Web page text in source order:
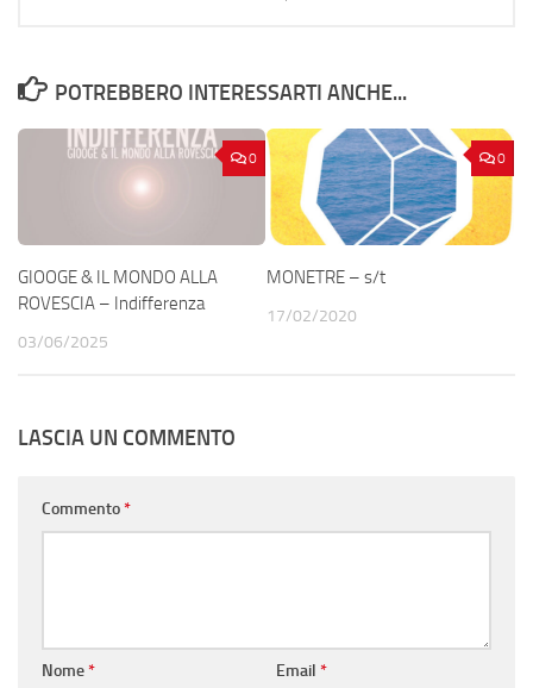
POTREBBERO INTERESSARTI ANCHE...
0
GIOOGE & IL MONDO ALLA
ROVESCIA – Indifferenza
03/06/2025
0
MONETRE – s/t
17/02/2020
LASCIA UN COMMENTO
Commento*
Nome* Email *